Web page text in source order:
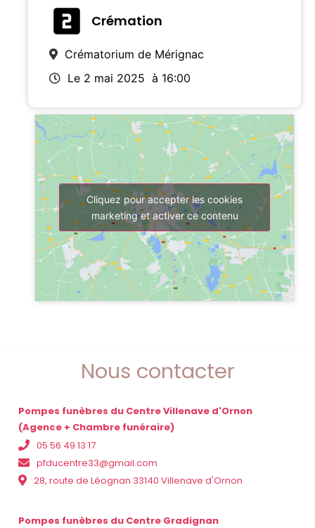
Crémation
Crématorium de Mérignac
Le 2 mai 2025 à 16:00
Cliquez pour accepter les cookies
marketing et activer ce contenu
Nous contacter
Pompes funèbres du Centre Villenave d'Ornon
(Agence + Chambre funéraire)
05 56 49 13 17
pfducentre33@gmail.com
28, route de Léognan 33140 Villenave d'Ornon
Pompes funèbres du Centre Gradignan